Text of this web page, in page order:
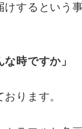
けするという
時ですか」
ります。